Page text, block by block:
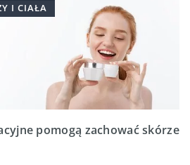
I CIAŁA
pomogą zachować skórze